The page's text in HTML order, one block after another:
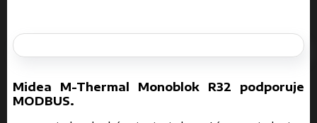
Midea M-Thermal Monoblok R32 podporuje
MODBUS.